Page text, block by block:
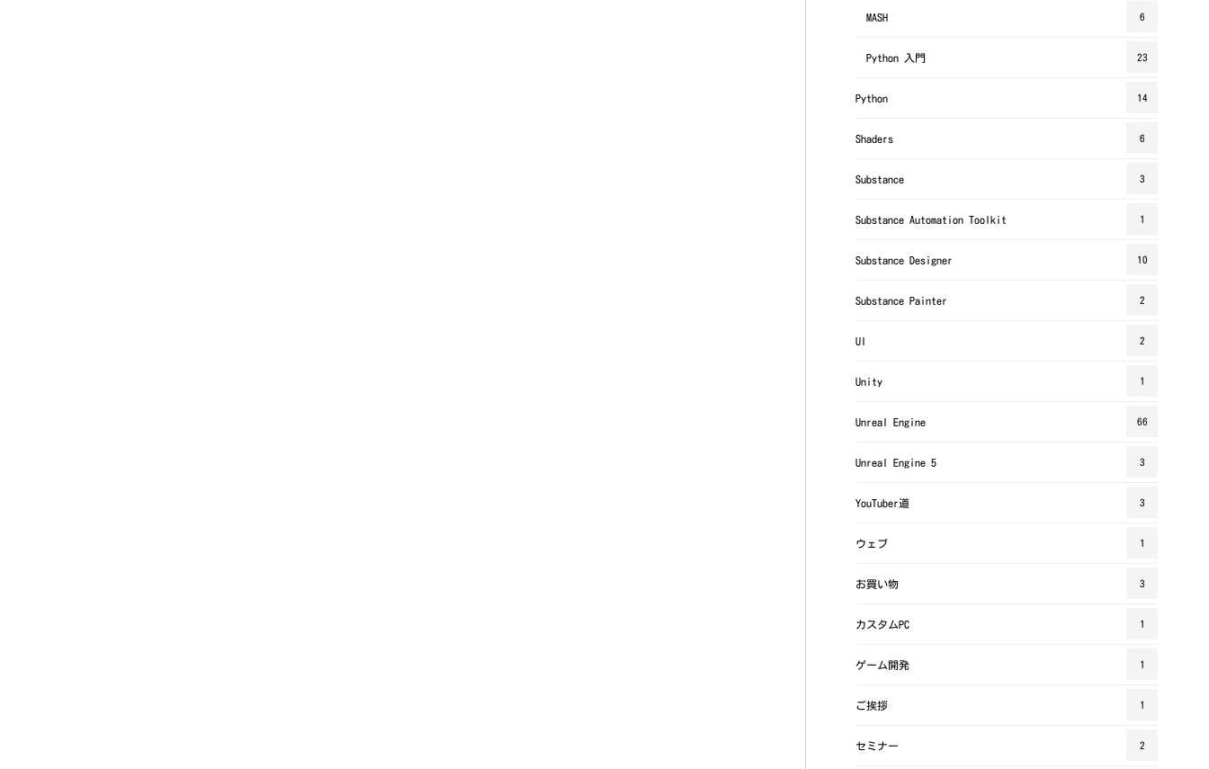
MASH 6
Python 入門 23
Python 14
Shaders 6
Substance 3
Substance Automation Toolkit 1
Substance Designer 10
Substance Painter 2
UI 2
Unity 1
Unreal Engine 66
Unreal Engine 5 3
YouTuber道 3
ウェブ 1
お買い物 3
カスタムPC 1
ゲーム開発 1
ご挨拶 1
セミナー 2